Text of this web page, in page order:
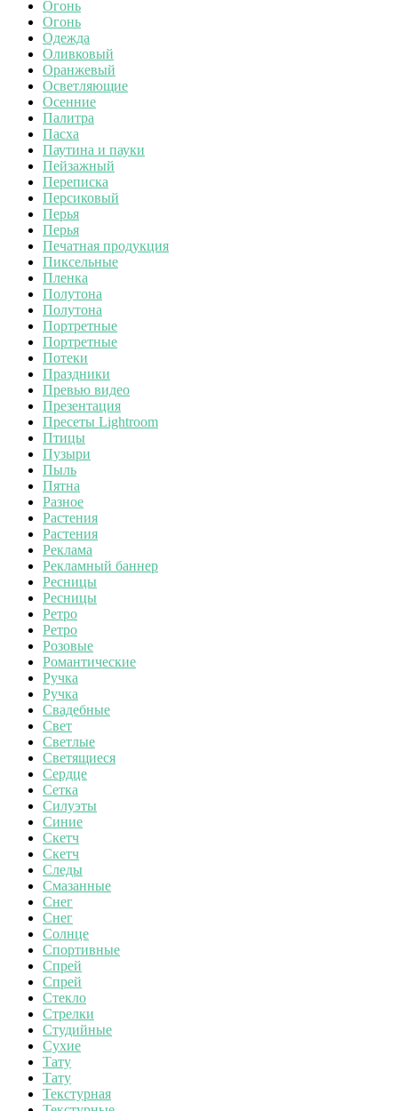
Огонь
Огонь
Одежда
Оливковый
Оранжевый
Осветляющие
Осенние
Палитра
Пасха
Паутина и пауки
Пейзажный
Переписка
Персиковый
Перья
Перья
Печатная продукция
Пиксельные
Пленка
Полутона
Полутона
Портретные
Портретные
Потеки
Праздники
Превью видео
Презентация
Пресеты Lightroom
Птицы
Пузыри
Пыль
Пятна
Разное
Растения
Растения
Реклама
Рекламный баннер
Ресницы
Ресницы
Ретро
Ретро
Розовые
Романтические
Ручка
Ручка
Свадебные
Свет
Светлые
Светящиеся
Сердце
Сетка
Силуэты
Синие
Скетч
Скетч
Следы
Смазанные
Снег
Снег
Солнце
Спортивные
Спрей
Спрей
Стекло
Стрелки
Студийные
Сухие
Тату
Тату
Текстурная